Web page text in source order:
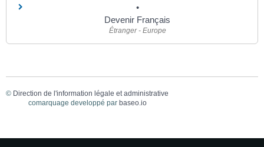
Devenir Français
Étranger - Europe
© Direction de l'information légale et administrative
comarquage developpé par baseo.io